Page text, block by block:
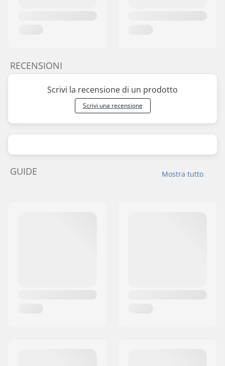
RECENSIONI
Scrivi la recensione di un prodotto
Scrivi una recensione
Mostra tutto
GUIDE